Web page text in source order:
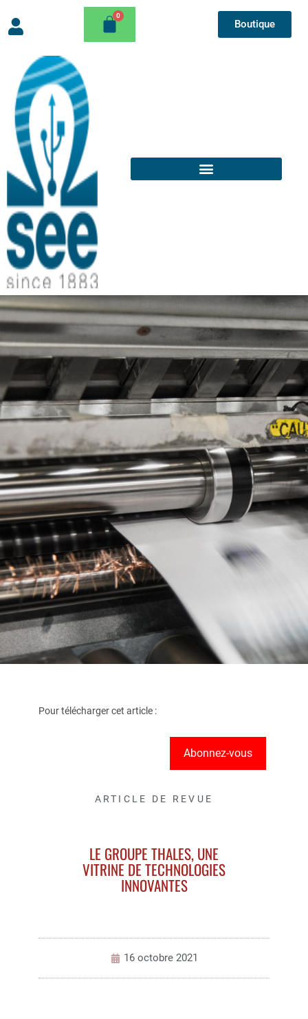
Boutique
Pour télécharger cet article :
Abonnez-vous
ARTICLE DE REVUE
LE GROUPE THALES, UNE
VITRINE DE TECHNOLOGIES
INNOVANTES
16 octobre 2021